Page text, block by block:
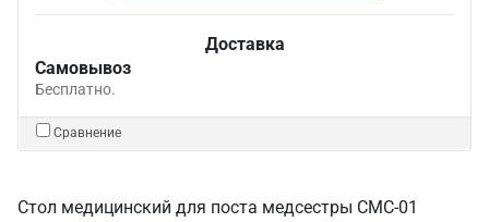
Доставка
Самовывоз
Бесплатно.
Сравнение
Стол медицинский для поста медсестры СМС-01